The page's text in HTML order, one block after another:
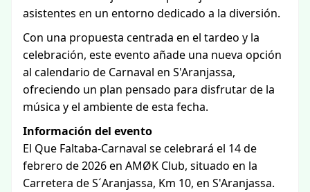
asistentes en un entorno dedicado a la diversión.
Con una propuesta centrada en el tardeo y la
celebración, este evento añade una nueva opción
al calendario de Carnaval en S'Aranjassa,
ofreciendo un plan pensado para disfrutar de la
música y el ambiente de esta fecha.
Información del evento
El Que Faltaba-Carnaval se celebrará el 14 de
febrero de 2026 en AMØK Club, situado en la
Carretera de S´Aranjassa, Km 10, en S'Aranjassa.